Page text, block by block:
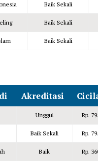
Baik Sekali
Baik Sekali
Baik Sekali
Akreditasi
Unggul Rp.
Baik Sekali Rp.
Baik Rp.